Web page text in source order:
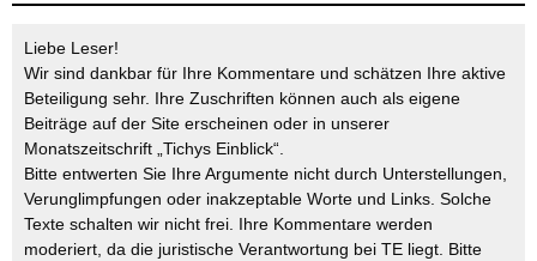
Liebe Leser!
Wir sind dankbar für Ihre Kommentare und schätzen Ihre aktive
Beteiligung sehr. Ihre Zuschriften können auch als eigene
Beiträge auf der Site erscheinen oder in unserer
Monatszeitschrift „Tichys Einblick“.
Bitte entwerten Sie Ihre Argumente nicht durch Unterstellungen,
Verunglimpfungen oder inakzeptable Worte und Links. Solche
Texte schalten wir nicht frei. Ihre Kommentare werden
moderiert, da die juristische Verantwortung bei TE liegt. Bitte